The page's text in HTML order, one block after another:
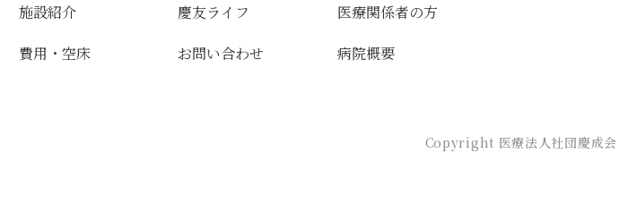
施設紹介
費用・空床
慶友ライフ
お問い合わせ
医療関係者の方
病院概要
Copyright 医療法人社団慶成会